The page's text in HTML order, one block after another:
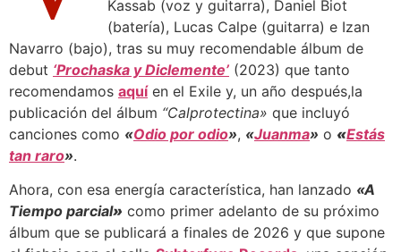
Kassab (voz y guitarra), Daniel Biot
(batería), Lucas Calpe (guitarra) e Izan
Navarro (bajo), tras su muy recomendable álbum de
debut ‘Prochaska y Diclemente’ (2023) que tanto
recomendamos aquíen el Exile y, un año después,la
publicación del álbum “Calprotectina» que incluyó
canciones como «Odio por odio», «Juanma» o «Estás
tan raro».
Ahora, con esa energía característica, han lanzado «A
Tiempo parcial» como primer adelanto de su próximo
álbum que se publicará a finales de 2026 y que supone